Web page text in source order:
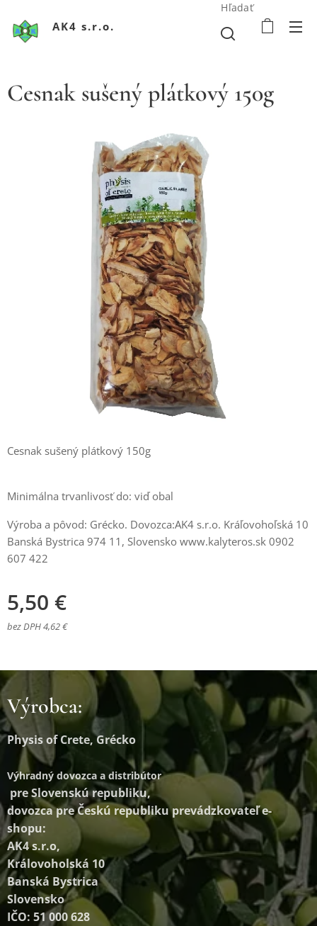
AK4 s.r.o.
Hľadať
Cesnak sušený plátkový 150g
Cesnak sušený plátkový 150g
Minimálna trvanlivosť do: viď obal
Výroba a pôvod: Grécko. Dovozca:AK4 s.r.o. Kráľovohoľská 10
Banská Bystrica 974 11, Slovensko www.kalyteros.sk 0902
607 422
5,50 €
bez DPH 4,62 €
Výrobca:
Physis of Crete, Grécko
Výhradný dovozca a distribútor
pre Slovenskú republiku,
dovozca pre Českú republiku prevádzkovateľ e-
shopu:
AK4 s.r.o,
Královoholská 10
Banská Bystrica
Slovensko
IČO: 51 000 628